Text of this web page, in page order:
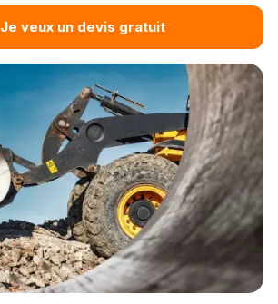
Je veux un devis gratuit